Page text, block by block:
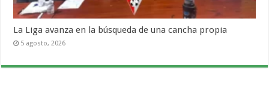
La Liga avanza en la búsqueda de una cancha propia
5 agosto, 2026